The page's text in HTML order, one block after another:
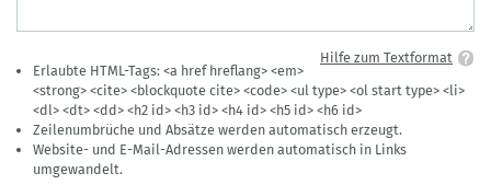
Hilfe zum Textformat
Erlaubte HTML-Tags: <a href hreflang> <em>
<strong> <cite> <blockquote cite> <code> <ul type> <ol start type> <li>
<dl> <dt> <dd> <h2 id> <h3 id> <h4 id> <h5 id> <h6 id>
Zeilenumbrüche und Absätze werden automatisch erzeugt.
Website- und E-Mail-Adressen werden automatisch in Links
umgewandelt.